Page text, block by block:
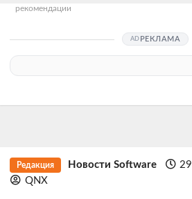
рекомендации
РЕКЛАМА
Редакция Новости Software
QNX